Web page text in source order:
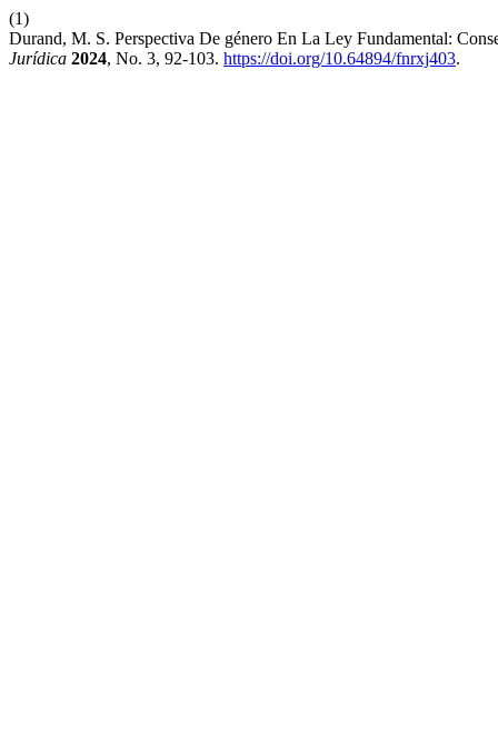
(1)
Durand, M. S. Perspectiva De género En La Ley Fundamental:
Jurídica 2024, No. 3, 92-103. https://doi.org/10.64894/fnrxj403.